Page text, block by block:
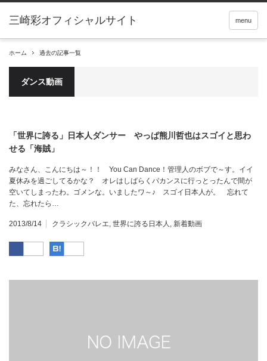
menu
ホーム 過去の記事一覧
ダンス動画
「世界に誇る」日本人ダンサー やっぱ熊川哲也はスゴイと思わ
せる「海賊」
みなさん、こんにちは～！！ You Can Dance！管理人のボブで～す。イイ
夏休みを過ごしてるかな？ オレはしばらくバカンスに行っとったんで間が
空いてしまったわ。ゴメンな。いましたワ～♪ スゴイ日本人が。 忘れて
た、忘れたら…
2013/8/14 クラシックバレエ, 世界に誇る日本人 , 新着動画
Facebook